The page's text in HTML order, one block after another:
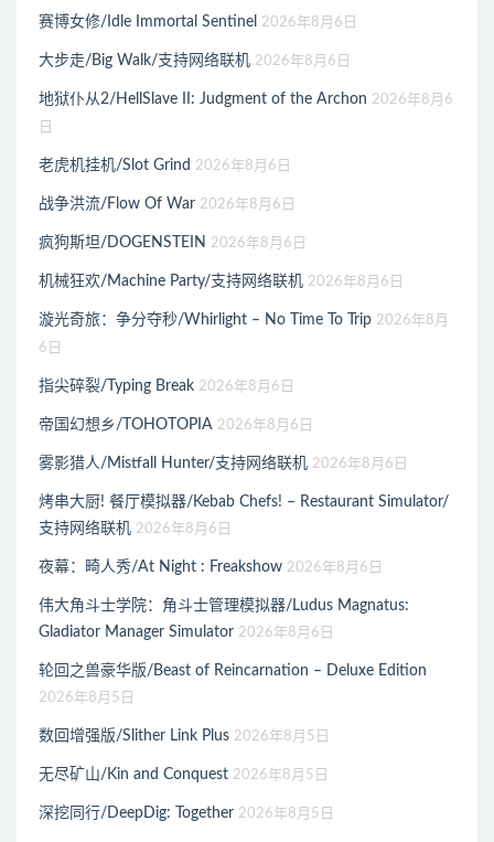
赛博女修/Idle Immortal Sentinel 2026年8月6日
大步走/Big Walk/支持网络联机 2026年8月6日
地狱仆从2/HellSlave II: Judgment of the Archon 2026年8月6
日
老虎机挂机/Slot Grind 2026年8月6日
战争洪流/Flow Of War 2026年8月6日
疯狗斯坦/DOGENSTEIN 2026年8月6日
机械狂欢/Machine Party/支持网络联机 2026年8月6日
漩光奇旅：争分夺秒/Whirlight – No Time To Trip 2026年8月
6日
指尖碎裂/Typing Break 2026年8月6日
帝国幻想乡/TOHOTOPIA 2026年8月6日
雾影猎人/Mistfall Hunter/支持网络联机 2026年8月6日
烤串大厨! 餐厅模拟器/Kebab Chefs! – Restaurant Simulator/
支持网络联机 2026年8月6日
夜幕：畸人秀/At Night : Freakshow 2026年8月6日
伟大角斗士学院：角斗士管理模拟器/Ludus Magnatus:
Gladiator Manager Simulator 2026年8月6日
轮回之兽豪华版/Beast of Reincarnation – Deluxe Edition
2026年8月5日
数回增强版/Slither Link Plus 2026年8月5日
无尽矿山/Kin and Conquest 2026年8月5日
深挖同行/DeepDig: Together 2026年8月5日